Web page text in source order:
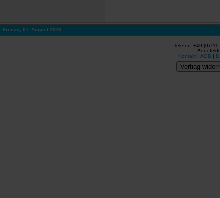
Freitag, 07. August 2026
Telefon: +49
Kontakt | AGB |
Vertrag